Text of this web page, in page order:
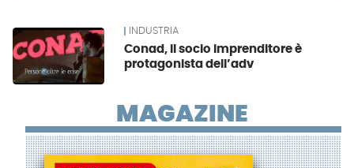
News INDUSTRIA
Conad, il socio imprenditore è
protagonista dell’adv
MAGAZINE